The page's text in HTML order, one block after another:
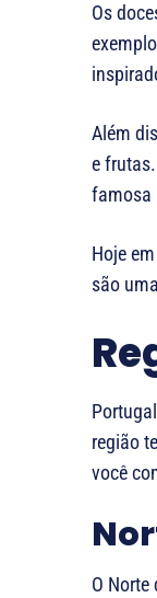
Os
Além
e
famosa
Hoje
são
região
você
O